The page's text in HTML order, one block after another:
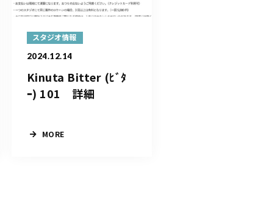
スタジオ情報
2024.12.14
Kinuta Bitter (ﾋﾞﾀ
ｰ) 101 詳細
MORE